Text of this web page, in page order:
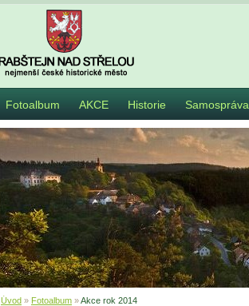
Fotoalbum AKCE Historie Samospráva
Úvod » Fotoalbum »Akce rok 2014